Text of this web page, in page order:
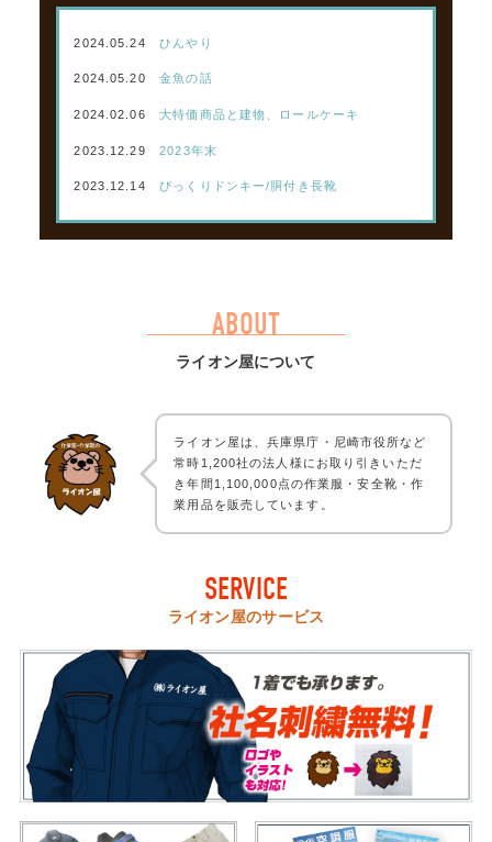
2024.05.24 ひんやり
2024.05.20 金魚の話
2024.02.06 大特価商品と建物、ロールケーキ
2023.12.29 2023年末
2023.12.14 びっくりドンキー/胴付き長靴
ABOUT
ライオン屋について
ライオン屋は、兵庫県庁・尼崎市役所など
常時1,200社の法人様にお取り引きいただ
き年間1,100,000点の作業服・安全靴・作
業用品を販売しています。
SERVICE
ライオン屋のサービス